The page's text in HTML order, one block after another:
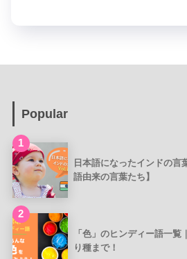
Popular
1
日本語になったインドの
語由来の言葉たち】
2
「色」のヒンディー語一
り種まで！